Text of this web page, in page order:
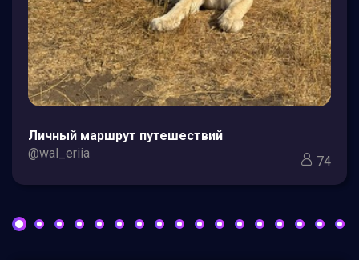
Личный маршрут путешествий
@wal_eriia
74